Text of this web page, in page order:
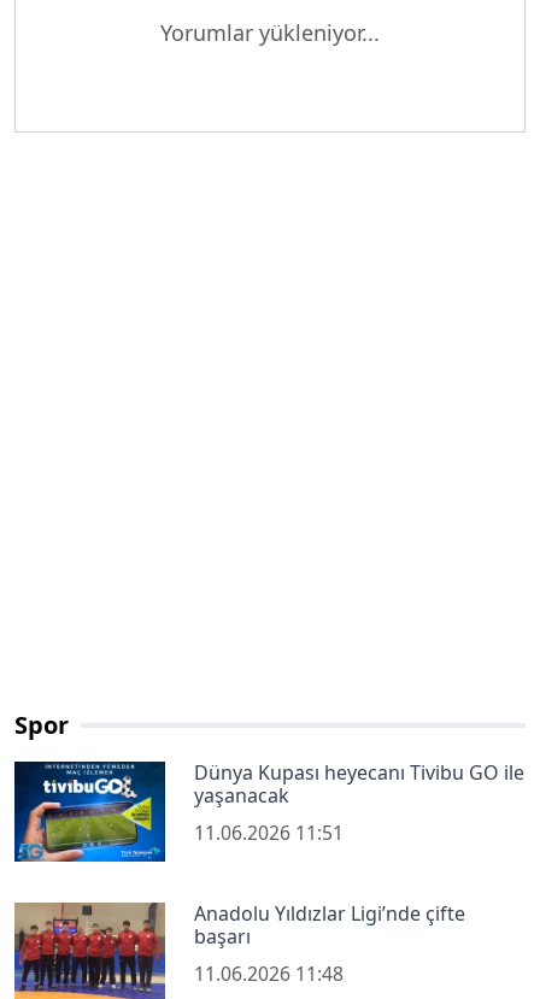
Yorumlar yükleniyor...
Spor
Dünya Kupası heyecanı Tivibu GO ile
yaşanacak
11.06.2026 11:51
Anadolu Yıldızlar Ligi’nde çifte
başarı
11.06.2026 11:48